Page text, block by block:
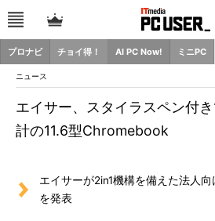
プロナビ チョイ得！ AI PC Now! ミニPC
ニュース
エイサー、スタイラスペン付
計の11.6型Chromebook
エイサーが2in1機構を備えた法人
を発表